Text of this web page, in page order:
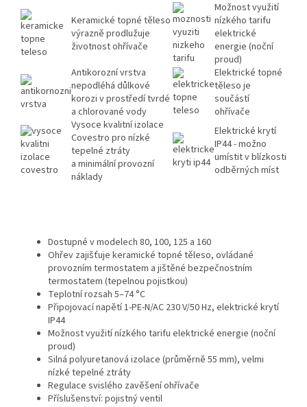
Keramické topné těleso
výrazně prodlužuje
životnost ohřívače
Možnost využití
nízkého tarifu
elektrické
energie (noční
proud)
Antikorozní vrstva
nepodléhá důlkové
korozi v prostředí tvrdé
a chlorované vody
Elektrické topné
těleso je
součástí
ohřívače
Vysoce kvalitní izolace
Covestro pro nízké
tepelné ztráty
a minimální provozní
náklady
Elektrické krytí
IP44 - možno
umístit v blízkosti
odběrných míst
Dostupné v modelech 80, 100, 125 a 160
Ohřev zajišťuje keramické topné těleso, ovládané
provozním termostatem a jištěné bezpečnostním
termostatem (tepelnou pojistkou)
Teplotní rozsah 5–74 °C
Připojovací napětí 1-PE-N/AC 230 V/50 Hz, elektrické krytí
IP44
Možnost využití nízkého tarifu elektrické energie (noční
proud)
Silná polyuretanová izolace (průměrně 55 mm), velmi
nízké tepelné ztráty
Regulace svislého zavěšení ohřívače
Příslušenství: pojistný ventil